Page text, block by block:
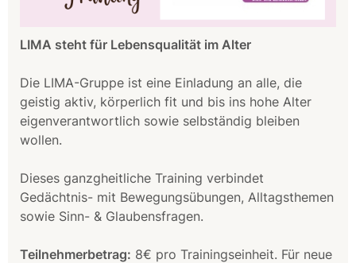
LIMA steht für Lebensqualität im Alter
Die LIMA-Gruppe ist eine Einladung an alle, die
geistig aktiv, körperlich fit und bis ins hohe Alter
eigenverantwortlich sowie selbständig bleiben
wollen.
Dieses ganzgheitliche Training verbindet
Gedächtnis- mit Bewegungsübungen, Alltagsthemen
sowie Sinn- & Glaubensfragen.
Teilnehmerbetrag: 8€ pro Trainingseinheit. Für neue